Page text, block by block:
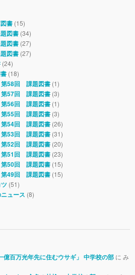
書(15)
図書(34)
図書(27)
図書(27)
(24)
(18)
第58回 課題図書(1)
第57回 課題図書(3)
第56回 課題図書(1)
第55回 課題図書(3)
第54回 課題図書(26)
第53回 課題図書(31)
第52回 課題図書(20)
第51回 課題図書(23)
第50回 課題図書(15)
第49回 課題図書(15)
(51)
ュース (8)
億百万光年先に住むウサギ」 中学校の部に み